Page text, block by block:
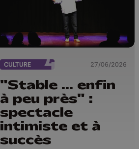
CULTURE 27/06/2026
"Stable ... enfin
à peu près" :
spectacle
intimiste et à
succès